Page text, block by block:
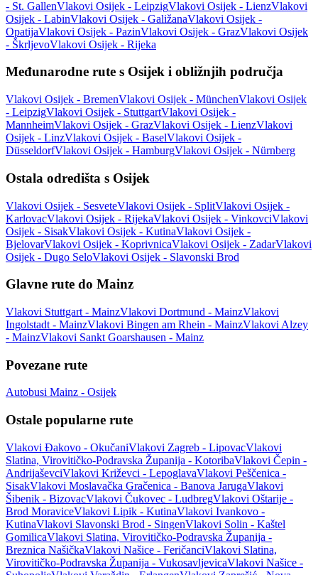
- St. GallenVlakovi Osijek - LeipzigVlakovi Osijek - LienzVlakovi
Osijek - LabinVlakovi Osijek - GaližanaVlakovi Osijek -
OpatijaVlakovi Osijek - PazinVlakovi Osijek - GrazVlakovi Osijek
- ŠkrljevoVlakovi Osijek - Rijeka
Međunarodne rute s Osijek i obližnjih područja
Vlakovi Osijek - BremenVlakovi Osijek - MünchenVlakovi Osijek
- LeipzigVlakovi Osijek - StuttgartVlakovi Osijek -
MannheimVlakovi Osijek - GrazVlakovi Osijek - LienzVlakovi
Osijek - LinzVlakovi Osijek - BaselVlakovi Osijek -
DüsseldorfVlakovi Osijek - HamburgVlakovi Osijek - Nürnberg
Ostala odredišta s Osijek
Vlakovi Osijek - SesveteVlakovi Osijek - SplitVlakovi Osijek -
KarlovacVlakovi Osijek - RijekaVlakovi Osijek - VinkovciVlakovi
Osijek - SisakVlakovi Osijek - KutinaVlakovi Osijek -
BjelovarVlakovi Osijek - KoprivnicaVlakovi Osijek - ZadarVlakovi
Osijek - Dugo SeloVlakovi Osijek - Slavonski Brod
Glavne rute do Mainz
Vlakovi Stuttgart - MainzVlakovi Dortmund - MainzVlakovi
Ingolstadt - MainzVlakovi Bingen am Rhein - MainzVlakovi Alzey
- MainzVlakovi Sankt Goarshausen - Mainz
Povezane rute
Autobusi Mainz - Osijek
Ostale popularne rute
Vlakovi Đakovo - OkučaniVlakovi Zagreb - LipovacVlakovi
Slatina, Virovitičko-Podravska Županija - KotoribaVlakovi Čepin -
AndrijaševciVlakovi Križevci - LepoglavaVlakovi Peščenica -
SisakVlakovi Moslavačka Gračenica - Banova JarugaVlakovi
Šibenik - BizovacVlakovi Čukovec - LudbregVlakovi Oštarije -
Brod MoraviceVlakovi Lipik - KutinaVlakovi Ivankovo -
KutinaVlakovi Slavonski Brod - SingenVlakovi Solin - Kaštel
GomilicaVlakovi Slatina, Virovitičko-Podravska Županija -
Breznica NašičkaVlakovi Našice - FeričanciVlakovi Slatina,
Virovitičko-Podravska Županija - VukosavljevicaVlakovi Našice -